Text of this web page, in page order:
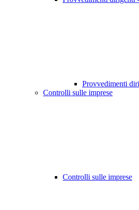
Provvedimenti
Controlli sulle imprese
Controlli sulle imprese